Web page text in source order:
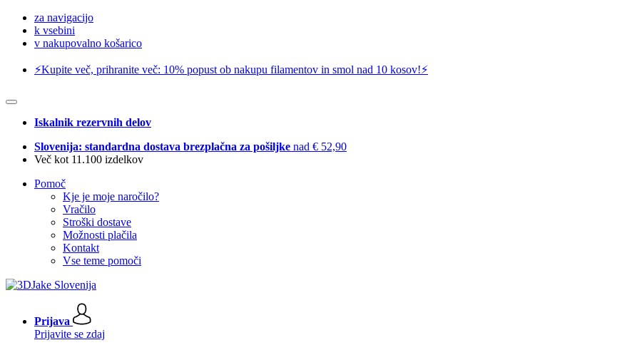
za navigacijo
k vsebini
v nakupovalno košarico
⚡️Kupite več, prihranite več: 10% popust ob nakupu filamentov in smol nad 10 kosov!⚡️
Iskalnik rezervnih delov
Slovenija: standardna dostava brezplačna za pošiljke nad € 52,90
Več kot 11.100 izdelkov
Pomoč
Kje je moje naročilo?
Vračilo
Stroški dostave
Možnosti plačila
Kontakt
Vse teme pomoči
Prijava
Prijavite se zdaj